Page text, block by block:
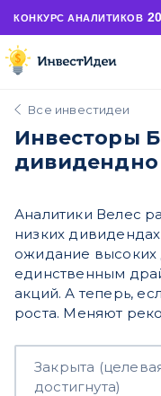
КОНКУРС АНАЛИТИКОВ
Все инвестидеи
Инвесторы
Аналитики Велес
низких
ожидание
единственным
акций. А теперь,
роста. Меняют
Закрыта
достигнута)